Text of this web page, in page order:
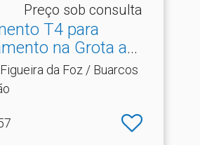
Preço sob consulta
T4 para
na Grota a
da Foz / Buarcos